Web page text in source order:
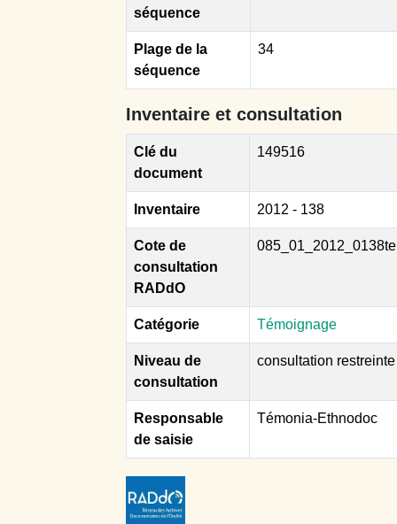
séquence
Plage de la
séquence
34
Inventaire et consultation
Clé du
document
149516
Inventaire 2012 - 138
Cote de
consultation
RADdO
085_01_2012_0138te
Catégorie Témoignage
Niveau de
consultation
consultation restreinte
Responsable
de saisie
Témonia-Ethnodoc